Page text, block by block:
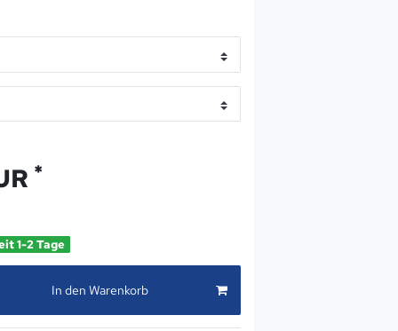
*
1-2 Tage
In den Warenkorb